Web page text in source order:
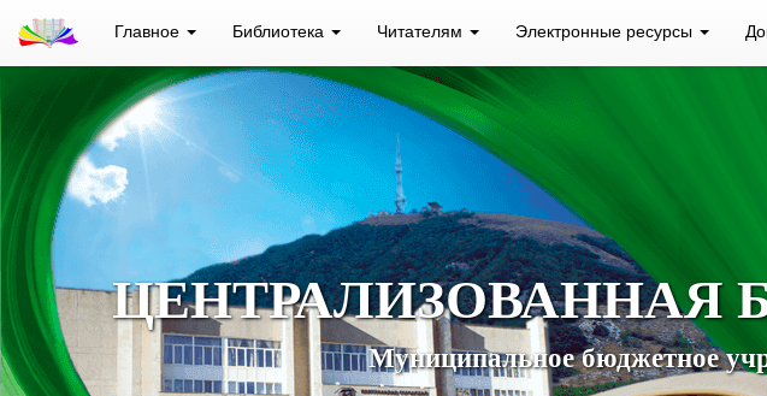
Главное Библиотека Читателям Электронные ресурсы
ЦЕНТРАЛИЗОВАННАЯ
Муниципальное бюджетное